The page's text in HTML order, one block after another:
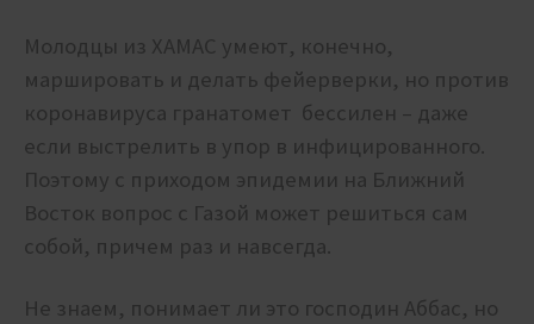
Молодцы из ХАМАС умеют, конечно,
маршировать и делать фейерверки, но против
коронавируса гранатомет бессилен – даже
если выстрелить в упор в инфицированного.
Поэтому с приходом эпидемии на Ближний
Восток вопрос с Газой может решиться сам
собой, причем раз и навсегда.
Не знаем, понимает ли это господин Аббас, но